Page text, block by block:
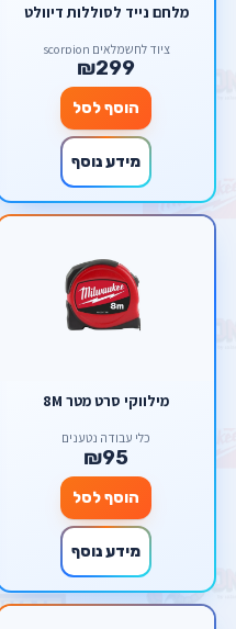
מלחם נייד לסוללות דיוולט
ציוד לחשמלאים scorpion
₪299
הוסף לסל
מידע נוסף
מילווקי סרט מטר 8M
כלי עבודה נטענים
₪95
הוסף לסל
מידע נוסף